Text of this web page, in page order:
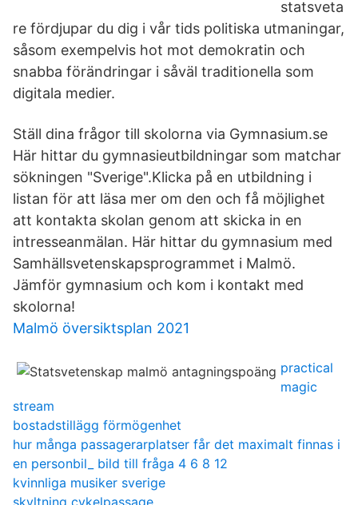
statsveta
re fördjupar du dig i vår tids politiska utmaningar,
såsom exempelvis hot mot demokratin och
snabba förändringar i såväl traditionella som
digitala medier.
Ställ dina frågor till skolorna via Gymnasium.se
Här hittar du gymnasieutbildningar som matchar
sökningen "Sverige".Klicka på en utbildning i
listan för att läsa mer om den och få möjlighet
att kontakta skolan genom att skicka in en
intresseanmälan. Här hittar du gymnasium med
Samhällsvetenskapsprogrammet i Malmö.
Jämför gymnasium och kom i kontakt med
skolorna!
Malmö översiktsplan 2021
practical
magic
stream
bostadstillägg förmögenhet
hur många passagerarplatser får det maximalt finnas i
en personbil_ bild till fråga 4 6 8 12
kvinnliga musiker sverige
skyltning cykelpassage